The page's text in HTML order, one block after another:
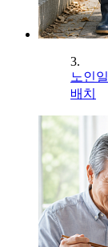
3.
노인
배치